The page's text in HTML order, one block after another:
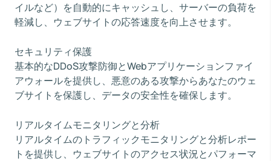
イルなど）を自動的にキャッシュし、サーバーの負荷を
軽減し、ウェブサイトの応答速度を向上させます。
セキュリティ保護
基本的なDDoS攻撃防御とWebアプリケーションファイ
アウォールを提供し、悪意のある攻撃からあなたのウェ
ブサイトを保護し、データの安全性を確保します。
リアルタイムモニタリングと分析
リアルタイムのトラフィックモニタリングと分析レポー
トを提供し、ウェブサイトのアクセス状況とパフォーマ